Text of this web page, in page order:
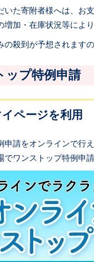
いた寄附者様へは、お
増加・在庫状況等によ
の殺到が予想されます
ップ特例申請
ページを利用
申請をオンラインで行
でワンストップ特例申請